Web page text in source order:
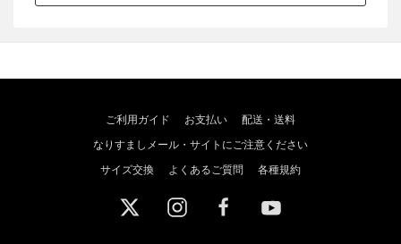
ご利用ガイド お支払い
配送・送料
なりすましメール・サイトにご注意ください
サイズ交換
よくあるご質問 各種規約